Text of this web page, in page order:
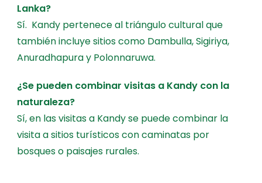
Lanka?
Sí. Kandy pertenece al triángulo cultural que
también incluye sitios como Dambulla, Sigiriya,
Anuradhapura y Polonnaruwa.
¿Se pueden combinar visitas a Kandy con la
naturaleza?
Sí, en las visitas a Kandy se puede combinar la
visita a sitios turísticos con caminatas por
bosques o paisajes rurales.